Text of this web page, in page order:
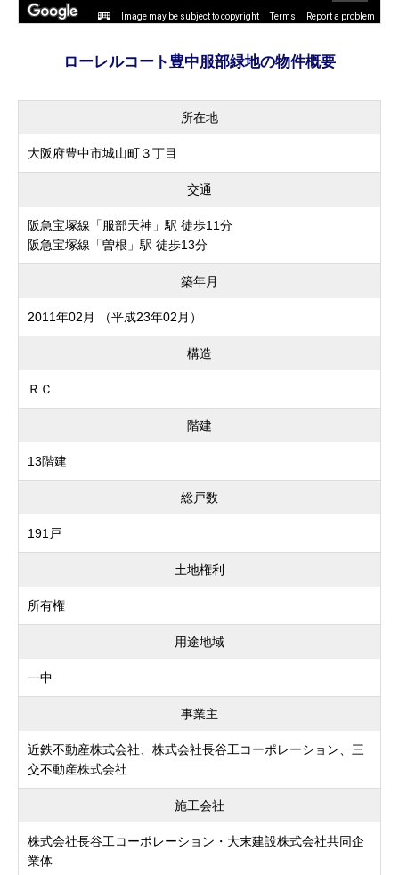
Image may be subject to copyright Terms Report a problem
ローレルコート豊中服部緑地の物件概要
所在地
大阪府豊中市城山町３丁目
交通
阪急宝塚線「服部天神」駅 徒歩11分
阪急宝塚線「曽根」駅 徒歩13分
築年月
2011年02月 （平成23年02月）
構造
ＲＣ
階建
13階建
総戸数
191戸
土地権利
所有権
用途地域
一中
事業主
近鉄不動産株式会社、株式会社長谷工コーポレーション、三
交不動産株式会社
施工会社
株式会社長谷工コーポレーション・大末建設株式会社共同企
業体